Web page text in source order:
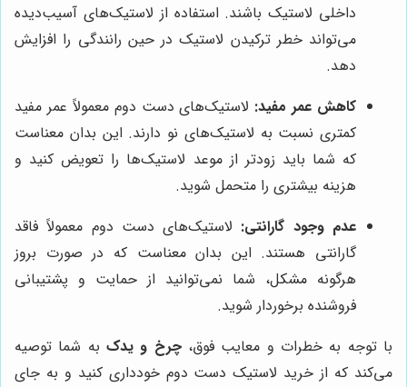
داخلی لاستیک باشند. استفاده از لاستیک‌های آسیب‌دیده
می‌تواند خطر ترکیدن لاستیک در حین رانندگی را افزایش
دهد.
کاهش عمر مفید: لاستیک‌های دست دوم معمولاً عمر مفید
کمتری نسبت به لاستیک‌های نو دارند. این بدان معناست
که شما باید زودتر از موعد لاستیک‌ها را تعویض کنید و
هزینه بیشتری را متحمل شوید.
عدم وجود گارانتی: لاستیک‌های دست دوم معمولاً فاقد
گارانتی هستند. این بدان معناست که در صورت بروز
هرگونه مشکل، شما نمی‌توانید از حمایت و پشتیبانی
فروشنده برخوردار شوید.
با توجه به خطرات و معایب فوق،چرخ و یدک به شما توصیه
می‌کند که از خرید لاستیک دست دوم خودداری کنید و به جای